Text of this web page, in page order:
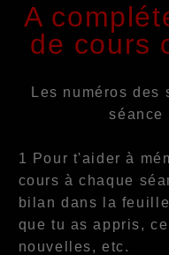
A
de cours
Les numéros des
séance
1 Pour t'aider à
cours à chaque
bilan dans la
que tu as appris,
nouvelles, etc.